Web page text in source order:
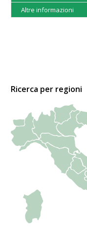
Altre informazioni
Ricerca per regioni